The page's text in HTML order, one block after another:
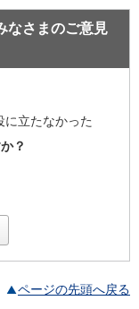
なさまのご意見
に立たなかった
？
ページの先頭へ戻る